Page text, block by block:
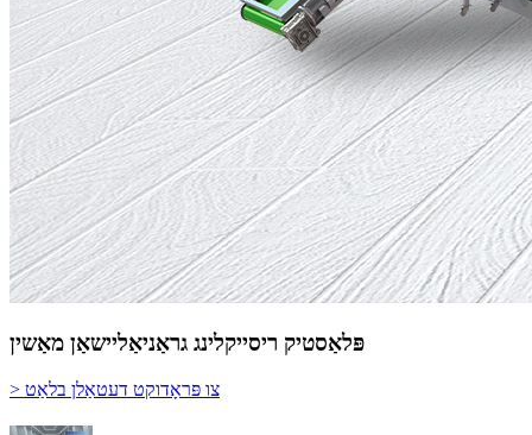
פּלאַסטיק ריסייקלינג גראַניאַליישאַן מאַשין
> צו פּראָדוקט דעטאַלן בלאַט